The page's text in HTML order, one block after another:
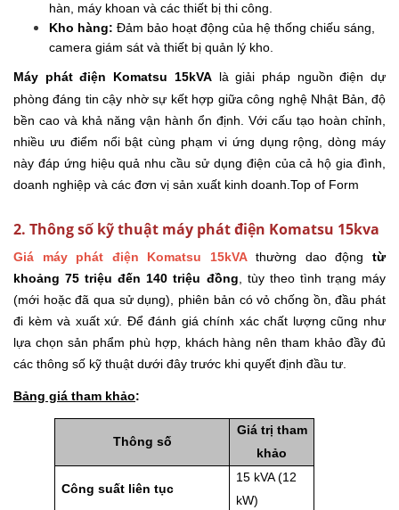
hàn, máy khoan và các thiết bị thi công.
Kho hàng: Đảm bảo hoạt động của hệ thống chiếu sáng,
camera giám sát và thiết bị quản lý kho.
Máy phát điện Komatsu 15kVAlà giải pháp nguồn điện dự
phòng đáng tin cậy nhờ sự kết hợp giữa công nghệ Nhật Bản, độ
bền cao và khả năng vận hành ổn định. Với cấu tạo hoàn chỉnh,
nhiều ưu điểm nổi bật cùng phạm vi ứng dụng rộng, dòng máy
này đáp ứng hiệu quả nhu cầu sử dụng điện của cả hộ gia đình,
doanh nghiệp và các đơn vị sản xuất kinh doanh.Top of Form
2. Thông số kỹ thuật máy phát điện Komatsu 15kva
Giá máy phát điện Komatsu 15kVA thường dao động từ
khoảng 75 triệu đến 140 triệu đồng, tùy theo tình trạng máy
(mới hoặc đã qua sử dụng), phiên bản có vỏ chống ồn, đầu phát
đi kèm và xuất xứ. Để đánh giá chính xác chất lượng cũng như
lựa chọn sản phẩm phù hợp, khách hàng nên tham khảo đầy đủ
các thông số kỹ thuật dưới đây trước khi quyết định đầu tư.
Bảng giá tham khảo:
Thông số
Giá trị tham
khảo
Công suất liên tục
15 kVA (12
kW)